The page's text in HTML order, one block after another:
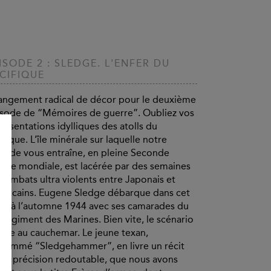
2 : SLEDGE. L'ENFER DU
radical de décor pour le deuxième
de “Mémoires de guerre”. Oubliez vos
idylliques des atolls du
L’île minérale sur laquelle notre
vous entraîne, en pleine Seconde
mondiale, est lacérée par des semaines
combats ultra violents entre Japonais et
Eugene Sledge débarque dans cet
à l’automne 1944 avec ses camarades du
régiment des Marines. Bien vite, le scénario
au cauchemar. Le jeune texan,
“Sledgehammer”, en livre un récit
précision redoutable, que nous avons